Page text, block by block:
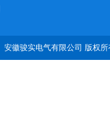
安徽骏实电气有限公司 版权